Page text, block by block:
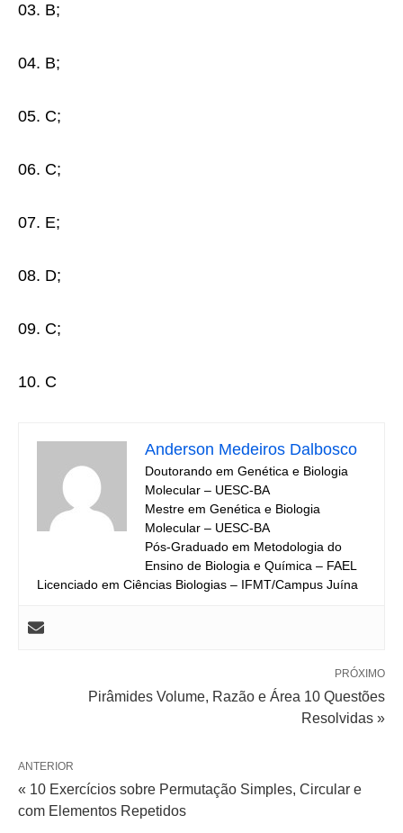
03. B;
04. B;
05. C;
06. C;
07. E;
08. D;
09. C;
10. C
Anderson Medeiros Dalbosco
Doutorando em Genética e Biologia
Molecular – UESC-BA
Mestre em Genética e Biologia
Molecular – UESC-BA
Pós-Graduado em Metodologia do
Ensino de Biologia e Química – FAEL
Licenciado em Ciências Biologias – IFMT/Campus Juína
PRÓXIMO
Pirâmides Volume, Razão e Área 10 Questões
Resolvidas »
ANTERIOR
« 10 Exercícios sobre Permutação Simples, Circular e
com Elementos Repetidos